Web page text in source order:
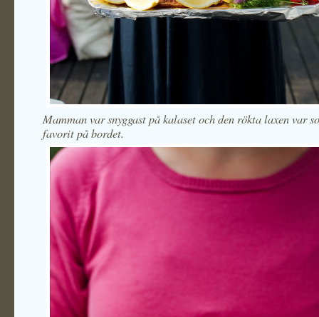
Mamman var snyggast på kalaset och den rökta laxen var
favorit på bordet.